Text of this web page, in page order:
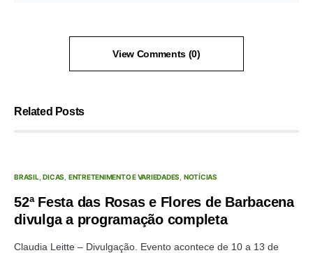
View Comments (0)
Related Posts
BRASIL DICAS ENTRETENIMENTO E VARIEDADES NOTÍCIAS
52ª Festa das Rosas e Flores de Barbacena
divulga a programação completa
Claudia Leitte – Divulgação. Evento acontece de 10 a 13 de